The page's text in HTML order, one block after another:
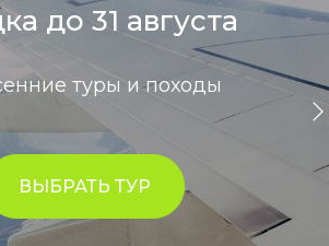
до 31 августа
туры и походы
ВЫБРАТЬ ТУР